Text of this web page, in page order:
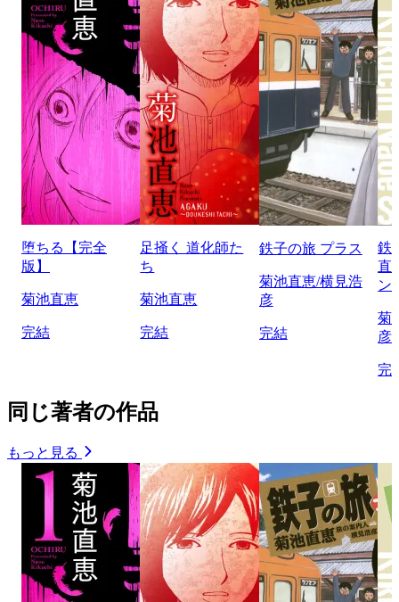
堕ちる【完全
版】
菊池直恵
完結
足掻く 道化師た
ち
菊池直恵
完結
鉄子の旅 プラス
菊池直恵/横見浩
彦
完結
鉄
直
ン
菊
彦
完
同じ著者の作品
もっと見る